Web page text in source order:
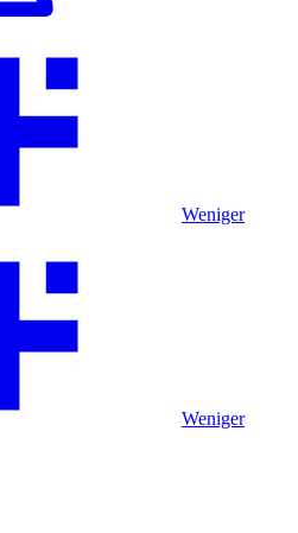
Weniger
Weniger